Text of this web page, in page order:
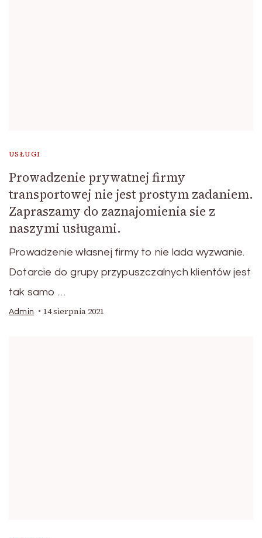
USŁUGI
Prowadzenie prywatnej firmy
transportowej nie jest prostym zadaniem.
Zapraszamy do zaznajomienia sie z
naszymi usługami.
Prowadzenie własnej firmy to nie lada wyzwanie.
Dotarcie do grupy przypuszczalnych klientów jest
tak samo …
Admin 14 sierpnia 2021